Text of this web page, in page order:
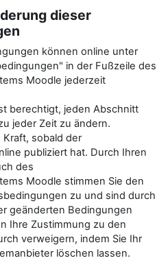
dieser
können online unter
in der Fußzeile des
Moodle jederzeit
berechtigt, jeden Abschnitt
jeder Zeit zu ändern.
sobald der
publiziert hat. Durch Ihren
des
Moodle stimmen Sie den
zu und sind durch
geänderten Bedingungen
Ihre Zustimmung zu den
verweigern, indem Sie Ihr
löschen lassen.